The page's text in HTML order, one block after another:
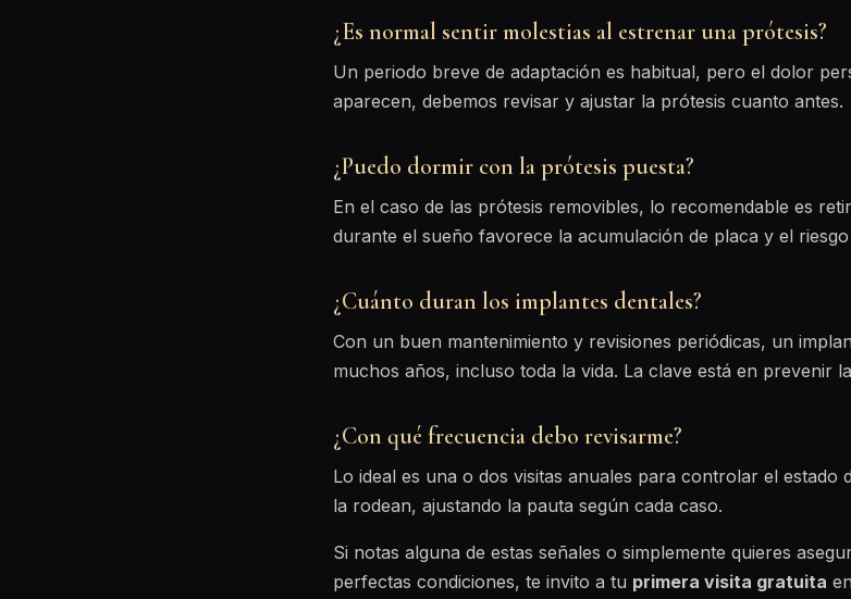
¿Es normal sentir molestias al estrenar una prótesis?
Un periodo breve de adaptación es habitual, pero el dolor
aparecen, debemos revisar y ajustar la prótesis cuanto antes.
¿Puedo dormir con la prótesis puesta?
En el caso de las prótesis removibles, lo recomendable es
durante el sueño favorece la acumulación de placa y el riesgo
¿Cuánto duran los implantes dentales?
Con un buen mantenimiento y revisiones periódicas, un
muchos años, incluso toda la vida. La clave está en prevenir
¿Con qué frecuencia debo revisarme?
Lo ideal es una o dos visitas anuales para controlar el estado
la rodean, ajustando la pauta según cada caso.
Si notas alguna de estas señales o simplemente quieres
perfectas condiciones, te invito a tu primera visita gratuita